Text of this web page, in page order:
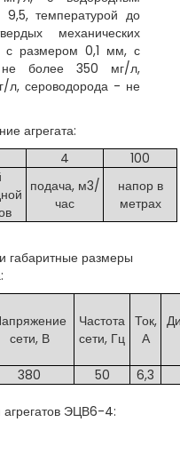
температурой до
механических
с размером 0,1 мм, с
более 350 мг/л,
л, сероводорода - не
агрегата:
4 100
подача, м3/
час
напор в
метрах
габаритные размеры
сети, В
Частота
сети, Гц
Ток,
А
380 50 6,3
агрегатов ЭЦВ6-4: